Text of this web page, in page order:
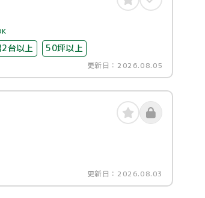
台以上 50坪以上
更新日： 2026.08.05
更新日： 2026.08.03